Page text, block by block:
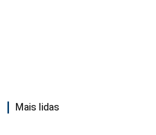
Mais lidas